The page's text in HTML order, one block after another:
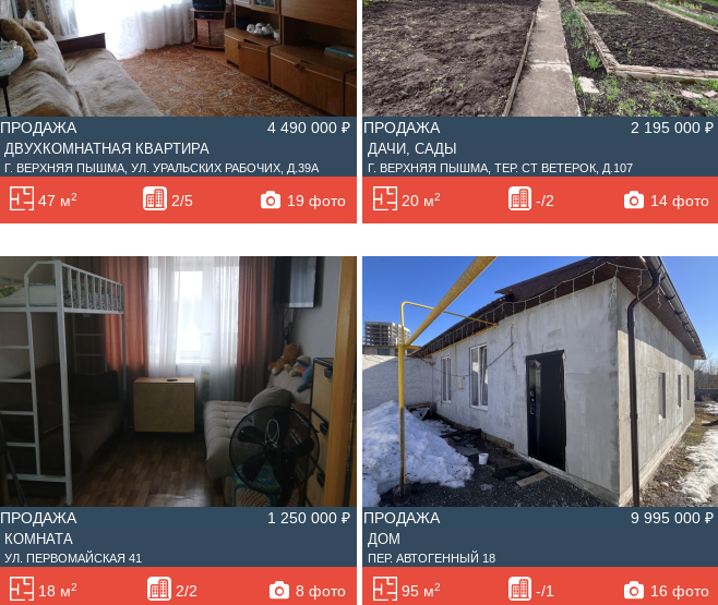
ПРОДАЖА 4 490 000 ₽
ДВУХКОМНАТНАЯ КВАРТИРА
Г. ВЕРХНЯЯ ПЫШМА, УЛ. УРАЛЬСКИХ РАБОЧИХ, Д.39А
47 м2 2/5 19 фото
ПРОДАЖА 2 195 000 ₽
ДАЧИ, САДЫ
Г. ВЕРХНЯЯ ПЫШМА, ТЕР. СТ ВЕТЕРОК, Д.107
20 м2 -/2 14 фото
ПРОДАЖА 1 250 000 ₽
КОМНАТА
УЛ. ПЕРВОМАЙСКАЯ 41
18 м2 2/2 8 фото
ПРОДАЖА 9 995 000 ₽
ДОМ
ПЕР. АВТОГЕННЫЙ 18
95 м2 -/1 16 фото